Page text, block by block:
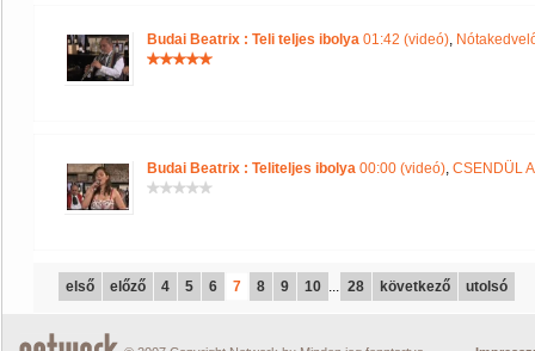
Budai Beatrix : Teli teljes ibolya 01:42 (videó),
Budai Beatrix : Teliteljes ibolya 00:00 (videó), CSENDÜL
első előző 4 5 6 7 8 9 10 ... 28 következő utolsó